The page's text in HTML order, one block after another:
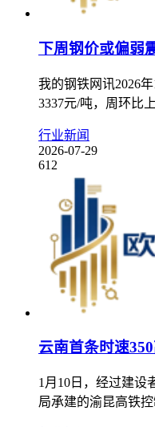
下周钢价或偏弱
我的钢铁网讯2026
3337元/吨，周环比
行业新闻
2026-07-29
612
云南首条时速
1月10日，经过建设
局承建的渝昆高铁